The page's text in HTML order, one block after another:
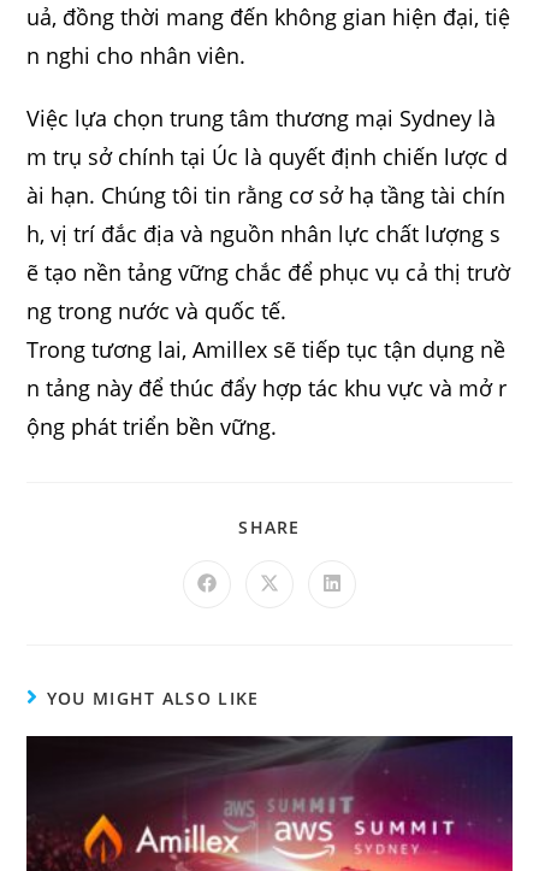
uả, đồng thời mang đến không gian hiện đại, tiệ
n nghi cho nhân viên.
Việc lựa chọn trung tâm thương mại Sydney là
m trụ sở chính tại Úc là quyết định chiến lược d
ài hạn. Chúng tôi tin rằng cơ sở hạ tầng tài chín
h, vị trí đắc địa và nguồn nhân lực chất lượng s
ẽ tạo nền tảng vững chắc để phục vụ cả thị trườ
ng trong nước và quốc tế.
Trong tương lai, Amillex sẽ tiếp tục tận dụng nề
n tảng này để thúc đẩy hợp tác khu vực và mở r
ộng phát triển bền vững.
SHARE
YOU MIGHT ALSO LIKE